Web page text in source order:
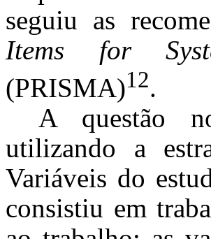
seguiu as
Items for
(PRISMA)12.
A questão
utilizando a
Variáveis do
consistiu em